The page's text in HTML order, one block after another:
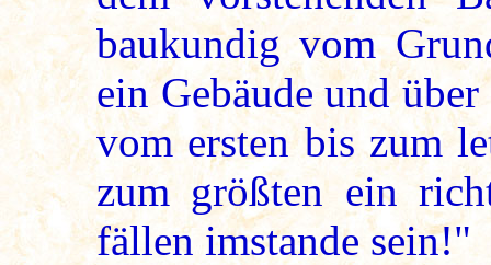
baukundig vom
ein Gebäude und
vom ersten bis zum
zum größten ein
fällen imstande sein!"